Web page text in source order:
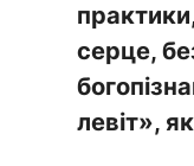
серце,
левіт»,